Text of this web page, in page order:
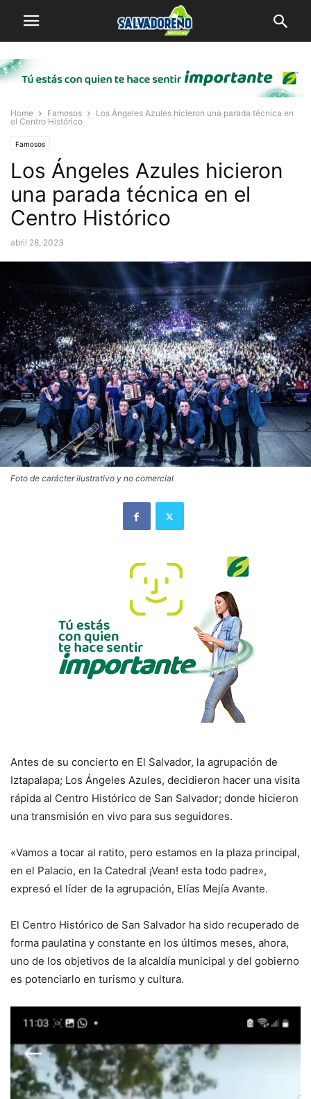
Home Famosos
Los Ángeles Azules hicieron una parada técnica en
el Centro Histórico
Famosos
Los Ángeles Azules hicieron
una parada técnica en el
Centro Histórico
abril 28, 2023
Foto de carácter ilustrativo y no comercial
Antes de su concierto en El Salvador, la agrupación de
Iztapalapa; Los Ángeles Azules, decidieron hacer una visita
rápida al Centro Histórico de San Salvador; donde hicieron
una transmisión en vivo para sus seguidores.
«Vamos a tocar al ratito, pero estamos en la plaza principal,
en el Palacio, en la Catedral ¡Vean! esta todo padre»,
expresó el líder de la agrupación, Elías Mejía Avante.
El Centro Histórico de San Salvador ha sido recuperado de
forma paulatina y constante en los últimos meses, ahora,
uno de los objetivos de la alcaldía municipal y del gobierno
es potenciarlo en turismo y cultura.